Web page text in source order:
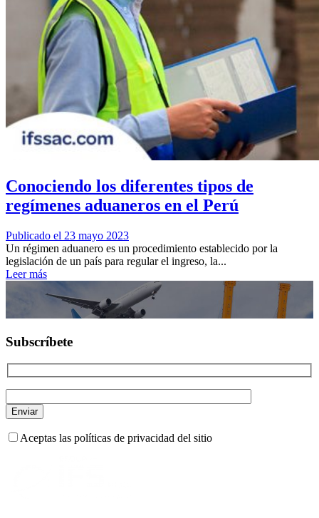
Conociendo los diferentes tipos de
regímenes aduaneros en el Perú
Publicado el 23 mayo 2023
Un régimen aduanero es un procedimiento establecido por la
legislación de un país para regular el ingreso, la...
Leer más
Subscríbete
Aceptas las políticas de privacidad del sitio